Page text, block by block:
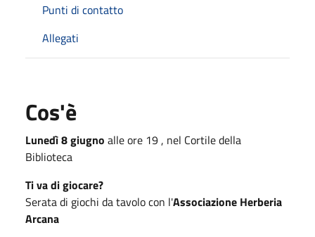
Punti di contatto
Allegati
Cos'è
Lunedì 8 giugno alle ore 19 , nel Cortile della
Biblioteca
Ti va di giocare?
Serata di giochi da tavolo con l'Associazione Herberia
Arcana